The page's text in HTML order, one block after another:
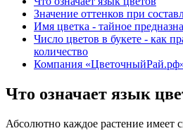
Значение оттенков при
Имя цветка - тайное
Число цветов в букете - как
количество
Компания «ЦветочныйРай.рф»
Что означает язык
Абсолютно каждое растение имеет